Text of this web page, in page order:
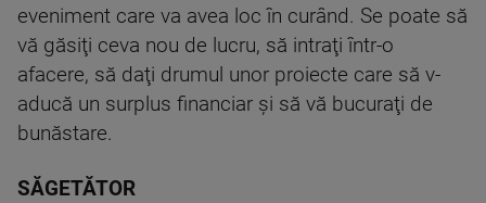
eveniment care va avea loc în curând. Se poate să
vă găsiţi ceva nou de lucru, să intraţi într-o
afacere, să daţi drumul unor proiecte care să v-
aducă un surplus financiar şi să vă bucuraţi de
bunăstare.
SĂGETĂTOR